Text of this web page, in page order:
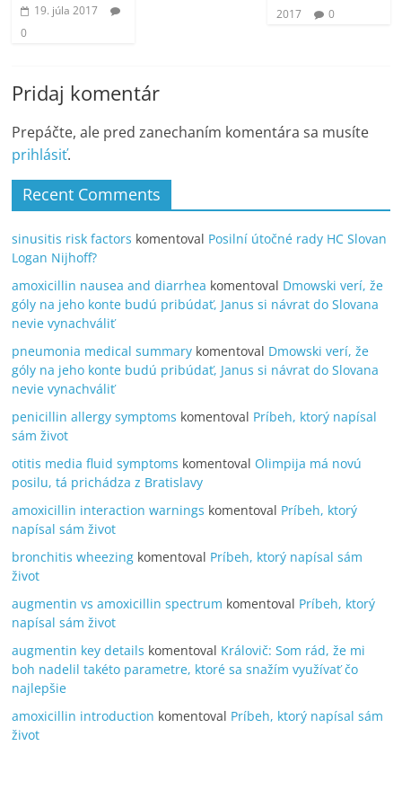
19. júla 2017
0
2017
0
Pridaj komentár
Prepáčte, ale pred zanechaním komentára sa musíte
prihlásiť.
Recent Comments
sinusitis risk factors komentoval Posilní útočné rady HC Slovan
Logan Nijhoff?
amoxicillin nausea and diarrhea komentoval Dmowski verí, že
góly na jeho konte budú pribúdať, Janus si návrat do Slovana
nevie vynachváliť
pneumonia medical summary komentoval Dmowski verí, že
góly na jeho konte budú pribúdať, Janus si návrat do Slovana
nevie vynachváliť
penicillin allergy symptoms komentoval Príbeh, ktorý napísal
sám život
otitis media fluid symptoms komentoval Olimpija má novú
posilu, tá prichádza z Bratislavy
amoxicillin interaction warnings komentoval Príbeh, ktorý
napísal sám život
bronchitis wheezing komentoval Príbeh, ktorý napísal sám
život
augmentin vs amoxicillin spectrum komentoval Príbeh, ktorý
napísal sám život
augmentin key details komentoval Královič: Som rád, že mi
boh nadelil takéto parametre, ktoré sa snažím využívať čo
najlepšie
amoxicillin introduction komentoval Príbeh, ktorý napísal sám
život